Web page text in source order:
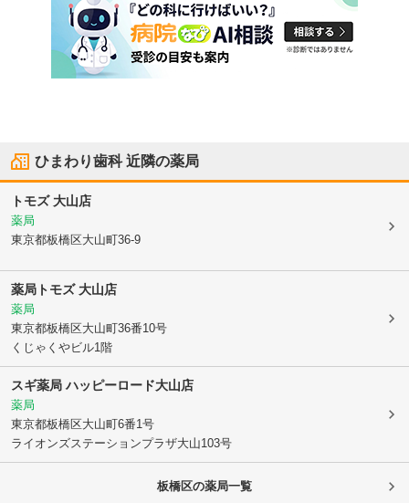
ひまわり歯科近隣の薬局
トモズ 大山店
薬局
東京都板橋区大山町36-9
薬局トモズ 大山店
薬局
東京都板橋区大山町36番10号
くじゃくやビル1階
スギ薬局 ハッピーロード大山店
薬局
東京都板橋区大山町6番1号
ライオンズステーションプラザ大山103号
板橋区の薬局一覧